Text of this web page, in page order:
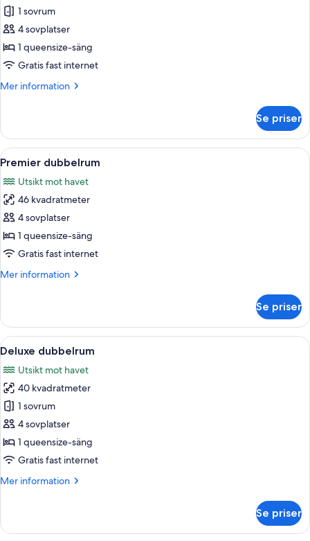
Standard
dubbelrum
-
utsikt
trädgården
1 sovrum
4 sovplatser
1 queensize-säng
Gratis fast internet
Mer information
Mer
dubbelrum
utsikt
trädgården
Se priser
Öppna
alla
foton
för
Premier
dubbelrum
Ett hotellrum med en stor säng, ett
4
Premier dubbelrum
Utsikt mot havet
46 kvadratmeter
4 sovplatser
1 queensize-säng
Gratis fast internet
Mer information
Mer
dubbelrum
Se priser
Öppna
alla
foton
för
Deluxe
dubbelrum
En balkong med möbler i rotting,
5
Deluxe dubbelrum
Utsikt mot havet
40 kvadratmeter
1 sovrum
4 sovplatser
1 queensize-säng
Gratis fast internet
Mer information
Mer
dubbelrum
Se priser